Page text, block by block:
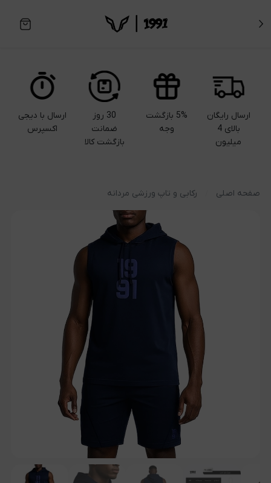
ارسال رایگان
بالای 4
میلیون
5% بازگشت
وجه
30 روز
ضمانت
بازگشت کالا
ارسال با دیجی
اکسپرس
صفحه اصلی رکابی و تاپ ورزشی مردانه